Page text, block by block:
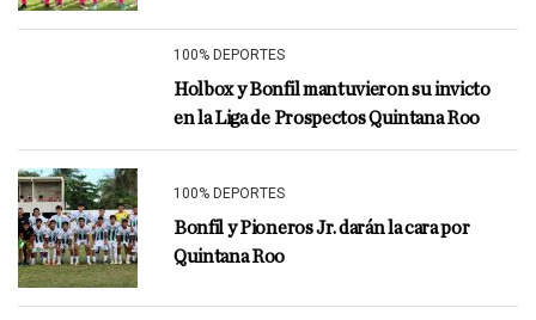
100% DEPORTES
Holbox y Bonfil mantuvieron su invicto
en la Liga de Prospectos Quintana Roo
100% DEPORTES
Bonfil y Pioneros Jr. darán la cara por
Quintana Roo